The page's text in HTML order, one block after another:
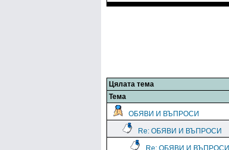
Цялата тема
Тема
ОБЯВИ И ВЪПРОСИ
Re: ОБЯВИ И ВЪПРОСИ
Re: ОБЯВИ И ВЪПРОСИ